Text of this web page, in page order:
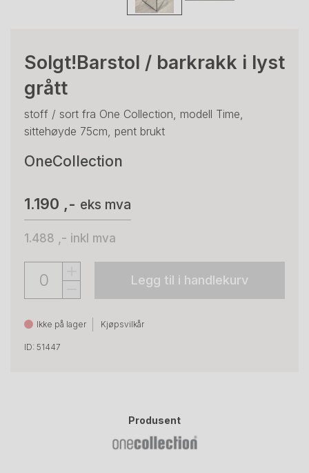
Solgt!Barstol / barkrakk i lyst
grått
stoff / sort fra One Collection, modell Time,
sittehøyde 75cm, pent brukt
OneCollection
1.190 ,- eks mva
1.488 ,- inkl mva
Legg til i handlekurv
Ikke på lager Kjøpsvilkår
ID: 51447
Produsent